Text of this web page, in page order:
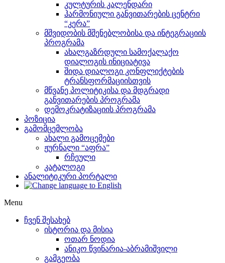
კულტურის კალენდარი
ჰარმონიული განვითარების ცენტრი
“კერა”
მშვიდობის მშენებლობისა და ინტეგრაციის
პროგრამა
ახალგაზრდული სამოქალაქო
დიალოგის ინიციატივა
შიდა დიალოგი კონფლიქტების
ტრანსფორმაციისთვის
მწვანე პოლიტიკისა და მდგრადი
განვითარების პროგრამა
დემოკრატიზაციის პროგრამა
პოზიცია
გამომცემლობა
ახალი გამოცემები
ჟურნალი “აფრა”
რჩეული
კატალოგი
ანალიტიკური პორტალი
Menu
ჩვენ შესახებ
ისტორია და მისია
ოთარ ნოდია
ანიკო წვინარია-აბრამიშვილი
გამგეობა